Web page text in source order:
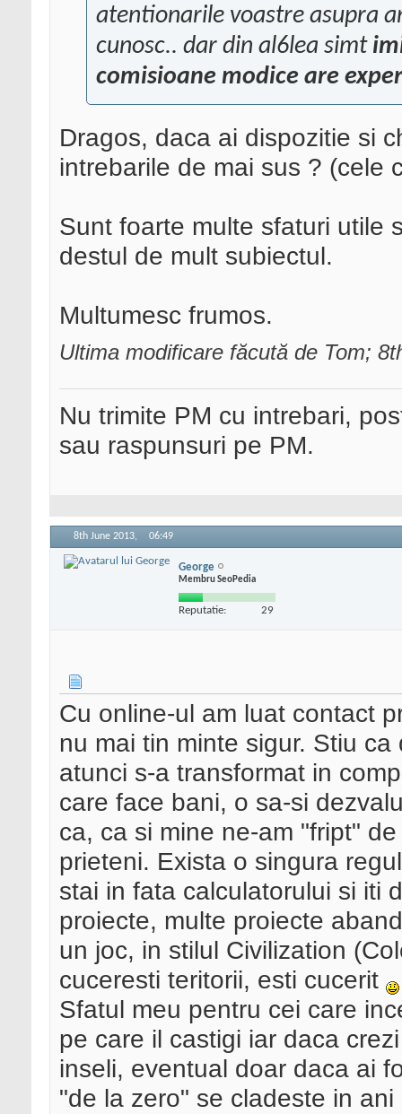
atentionarile voastre asupra
cunosc.. dar din al6lea simt
comisioane modice are
Dragos, daca ai dispozitie si
intrebarile de mai sus ? (cele
Sunt foarte multe sfaturi utile
destul de mult subiectul.
Multumesc frumos.
Ultima modificare făcută de Tom;
Nu trimite PM cu intrebari,
sau raspunsuri pe PM.
8th June 2013, 06:49
George
Membru SeoPedia
Reputatie: 29
Cu online-ul am luat contact
nu mai tin minte sigur. Stiu
atunci s-a transformat in
care face bani, o sa-si
ca, ca si mine ne-am "fript"
prieteni. Exista o singura
stai in fata calculatorului si iti
proiecte, multe proiecte
un joc, in stilul Civilization
cuceresti teritorii, esti cucerit
Sfatul meu pentru cei care
pe care il castigi iar daca
inseli, eventual doar daca ai
"de la zero" se cladeste in